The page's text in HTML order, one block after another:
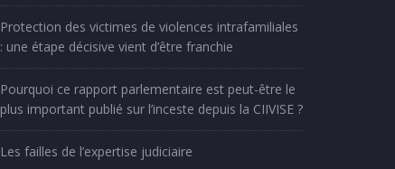
Protection des victimes de violences intrafamiliales
: une étape décisive vient d’être franchie
Pourquoi ce rapport parlementaire est peut-être le
plus important publié sur l’inceste depuis la CIIVISE ?
Les failles de l’expertise judiciaire